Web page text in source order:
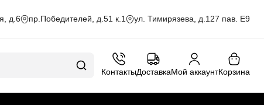
д.6 пр.Победителей, д.51 к.1 ул. Тимирязева, д.127 пав. Е9
КонтактыДоставкаМой аккаунтКорзина